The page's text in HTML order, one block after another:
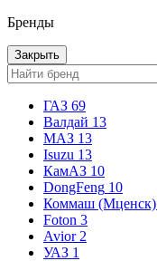
Бренды
Закрыть
ГАЗ 69
Валдай 13
МАЗ 13
Isuzu 13
КамАЗ 10
DongFeng 10
Коммаш (Мценск)
Foton 3
Avior 2
УАЗ 1